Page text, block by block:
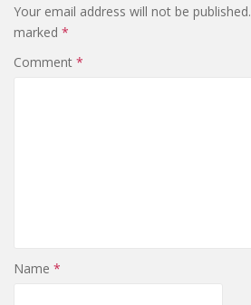
Your email address will not be published.
marked *
Comment *
Name *